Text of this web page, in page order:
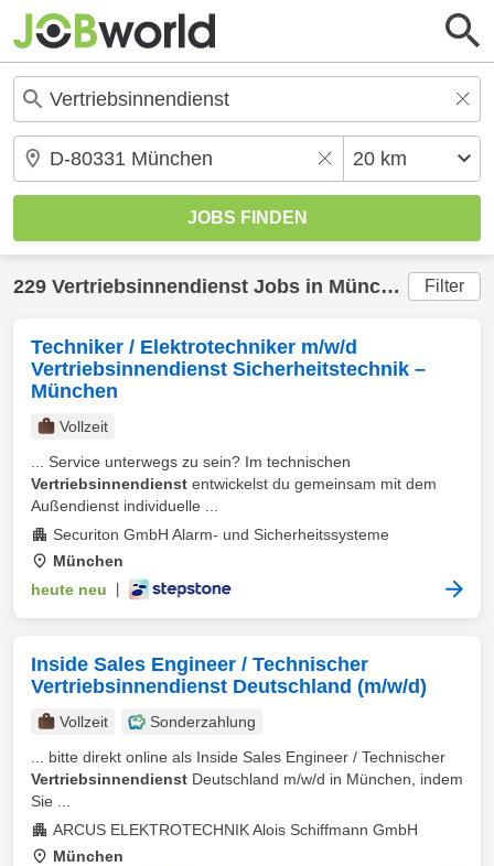
229 Vertriebsinnendienst Jobs in München (20
Filter
Techniker / Elektrotechniker m/w/d
Vertriebsinnendienst Sicherheitstechnik –
München
Vollzeit
... Service unterwegs zu sein? Im technischen
Vertriebsinnendienst entwickelst du gemeinsam mit dem
Außendienst individuelle ...
Securiton GmbH Alarm- und Sicherheitssysteme
München
heute neu
Inside Sales Engineer / Technischer
Vertriebsinnendienst Deutschland (m/w/d)
Vollzeit
Sonderzahlung
... bitte direkt online als Inside Sales Engineer / Technischer
Vertriebsinnendienst Deutschland m/w/d in München, indem
Sie ...
ARCUS ELEKTROTECHNIK Alois Schiffmann GmbH
München